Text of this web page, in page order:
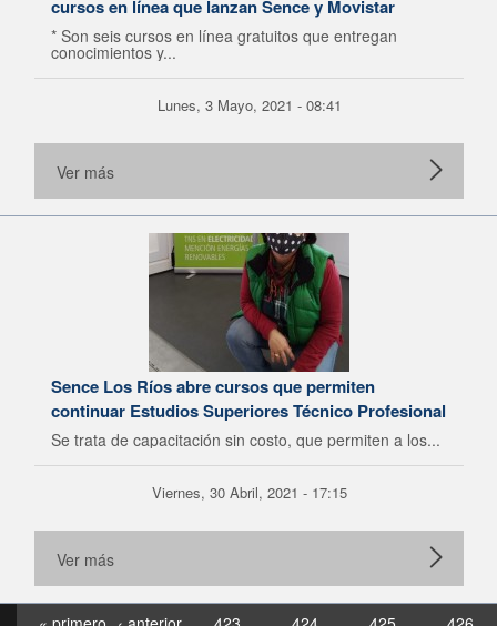
cursos en línea que lanzan Sence y Movistar
* Son seis cursos en línea gratuitos que entregan
conocimientos y...
Lunes, 3 Mayo, 2021 - 08:41
Ver más
Sence Los Ríos abre cursos que permiten
continuar Estudios Superiores Técnico Profesional
Se trata de capacitación sin costo, que permiten a los...
Viernes, 30 Abril, 2021 - 17:15
Ver más